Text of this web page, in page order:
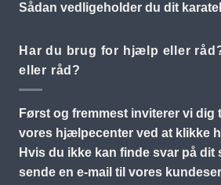
Sådan vedligeholder du dit
Har du brug for hjælp eller
eller råd?
Først og fremmest inviterer vi dig
vores hjælpecenter ved at klikke
Hvis du ikke kan finde svar på dit
sende en e-mail til vores